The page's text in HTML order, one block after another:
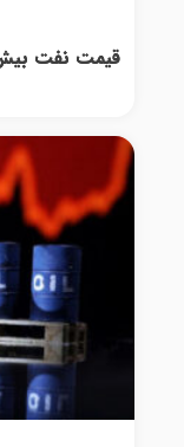
قیمت نفت بیش از ۴ دلار